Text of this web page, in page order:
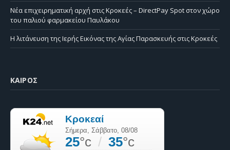
Νέα επιχειρηματική αρχή στις Κροκεές – DirectPay Spot στον χώρο
του παλιού φαρμακείου Παυλάκου
Η λιτάνευση της Ιερής Εικόνας της Αγίας Παρασκευής στις Κροκεές
ΚΑΙΡΌΣ